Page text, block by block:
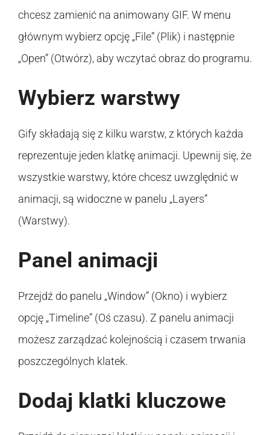
chcesz zamienić na animowany GIF. W menu
głównym wybierz opcję „File” (Plik) i następnie
„Open” (Otwórz), aby wczytać obraz do programu.
Wybierz warstwy
Gify składają się z kilku warstw, z których każda
reprezentuje jeden klatkę animacji. Upewnij się, że
wszystkie warstwy, które chcesz uwzględnić w
animacji, są widoczne w panelu „Layers”
(Warstwy).
Panel animacji
Przejdź do panelu „Window” (Okno) i wybierz
opcję „Timeline” (Oś czasu). Z panelu animacji
możesz zarządzać kolejnością i czasem trwania
poszczególnych klatek.
Dodaj klatki kluczowe